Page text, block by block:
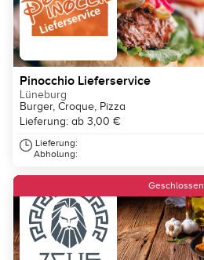
Pinocchio Lieferservice
Lüneburg
Burger, Croque, Pizza
Lieferung: ab 3,00 €
Lieferung:
Abholung:
Geschlossen